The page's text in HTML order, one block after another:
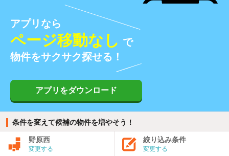
アプリなら
ページ移動なし で
物件をサクサク探せる！
アプリをダウンロード
条件を変えて候補の物件を増やそう！
野原西
変更する
絞り込み条件
変更する